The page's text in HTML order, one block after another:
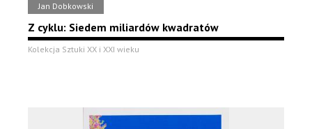
Jan Dobkowski
Z cyklu: Siedem miliardów kwadratów
Kolekcja Sztuki XX i XXI wieku